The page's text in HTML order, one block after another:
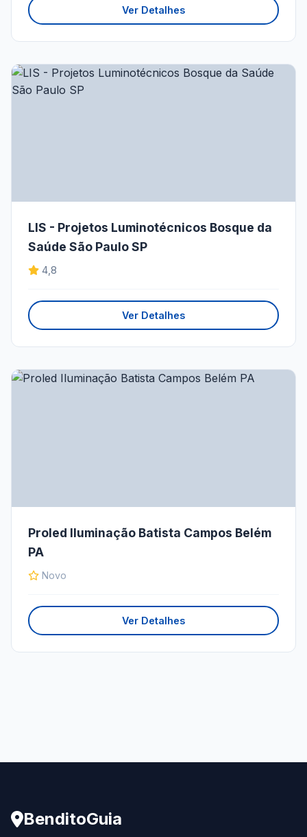
Ver Detalhes
LIS - Projetos Luminotécnicos Bosque da
Saúde São Paulo SP
4,8
Ver Detalhes
Proled Iluminação Batista Campos Belém
PA
Novo
Ver Detalhes
BenditoGuia